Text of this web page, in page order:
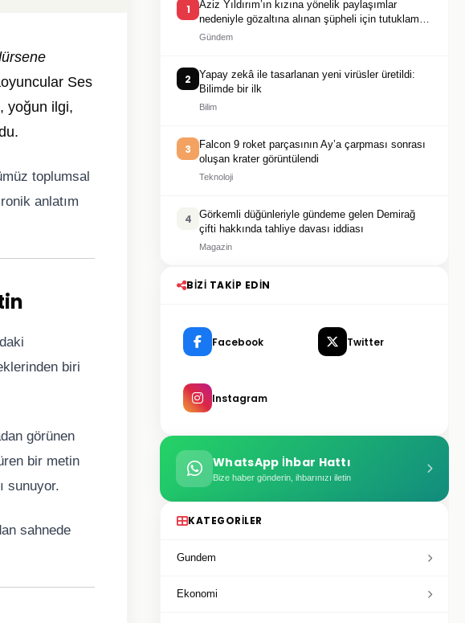
Ses
yoğun ilgi,
toplumsal
anlatım
biri
görünen
bir metin
sunuyor.
sahnede
1
Aziz Yıldırım’ın kızına yönelik paylaşımlar
nedeniyle gözaltına alınan şüpheli için tutuklama
talebi
Gündem
2
Yapay zekâ ile tasarlanan yeni virüsler üretildi:
Bilimde bir ilk
Bilim
3
Falcon 9 roket parçasının Ay’a çarpması sonrası
oluşan krater görüntülendi
Teknoloji
4
Görkemli düğünleriyle gündeme gelen Demirağ
çifti hakkında tahliye davası iddiası
Magazin
BIZI TAKIP EDIN
Facebook Twitter
Instagram
WhatsApp İhbar Hattı
Bize haber gönderin, ihbarınızı iletin
KATEGORILER
Gundem
Ekonomi